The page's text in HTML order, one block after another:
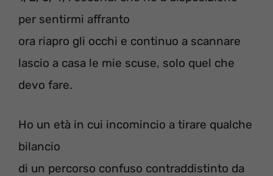
per sentirmi affranto
ora riapro gli occhi e continuo a scannare
lascio a casa le mie scuse, solo quel che
devo fare.
Ho un età in cui incomincio a tirare qualche
bilancio
di un percorso confuso contraddistinto da